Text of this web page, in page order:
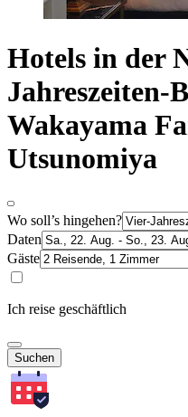
Hotels in der
Jahreszeiten-
Wakayama
Utsunomiya
Wo soll’s hingehen?
Daten
Gäste
Ich reise geschäftlich
Suchen